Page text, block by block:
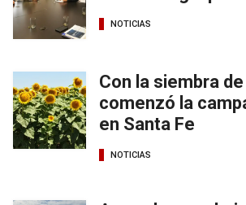
NOTICIAS
Con la siembra
comenzó la
en Santa Fe
NOTICIAS